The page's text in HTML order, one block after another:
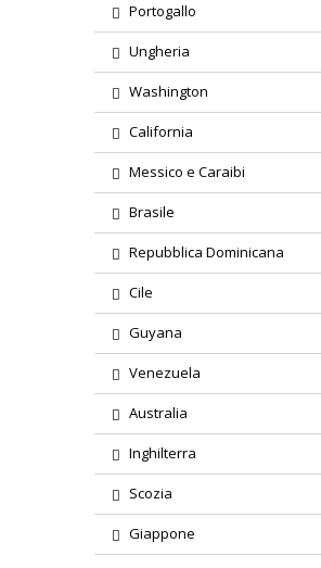
Portogallo
Ungheria
Washington
California
Messico e Caraibi
Brasile
Repubblica Dominicana
Cile
Guyana
Venezuela
Australia
Inghilterra
Scozia
Giappone